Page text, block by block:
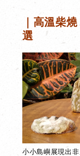
｜高溫柴
選
小小島嶼展現出